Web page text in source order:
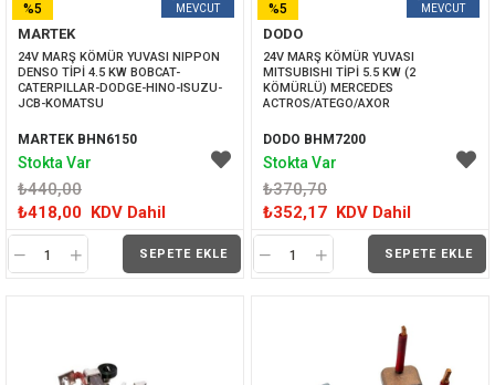
MARTEK
24V MARŞ KÖMÜR YUVASI NIPPON
DENSO TİPİ 4.5 KW BOBCAT-
CATERPILLAR-DODGE-HINO-ISUZU-
JCB-KOMATSU
MARTEK BHN6150
₺440,00
₺418,00 KDV Dahil
SEPETE EKLE
%5
İNDIRIM
Stokta Var
DODO
24V MARŞ KÖMÜR YUVASI
MITSUBISHI TİPİ 5.5 KW (2
KÖMÜRLÜ) MERCEDES
ACTROS/ATEGO/AXOR
DODO BHM7200
₺370,70
₺352,17 KDV Dahil
SEPETE EKLE
%5
İNDIRIM
Stokta Var